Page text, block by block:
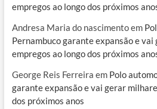
empregos ao longo dos próximos
Andresa Maria do nascimentoem
Pernambuco garante expansão e
empregos ao longo dos próximos
George Reis Ferreira em Polo
garante expansão e vai gerar
dos próximos anos